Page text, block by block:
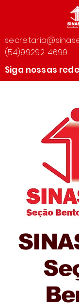
(54)99292-4699
Siga nossas